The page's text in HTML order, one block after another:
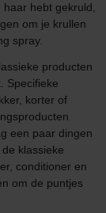
hebt gekruld,
om je krullen
spray.
producten
Specifieke
korter of
een paar dingen
klassieke
conditioner en
om de puntjes